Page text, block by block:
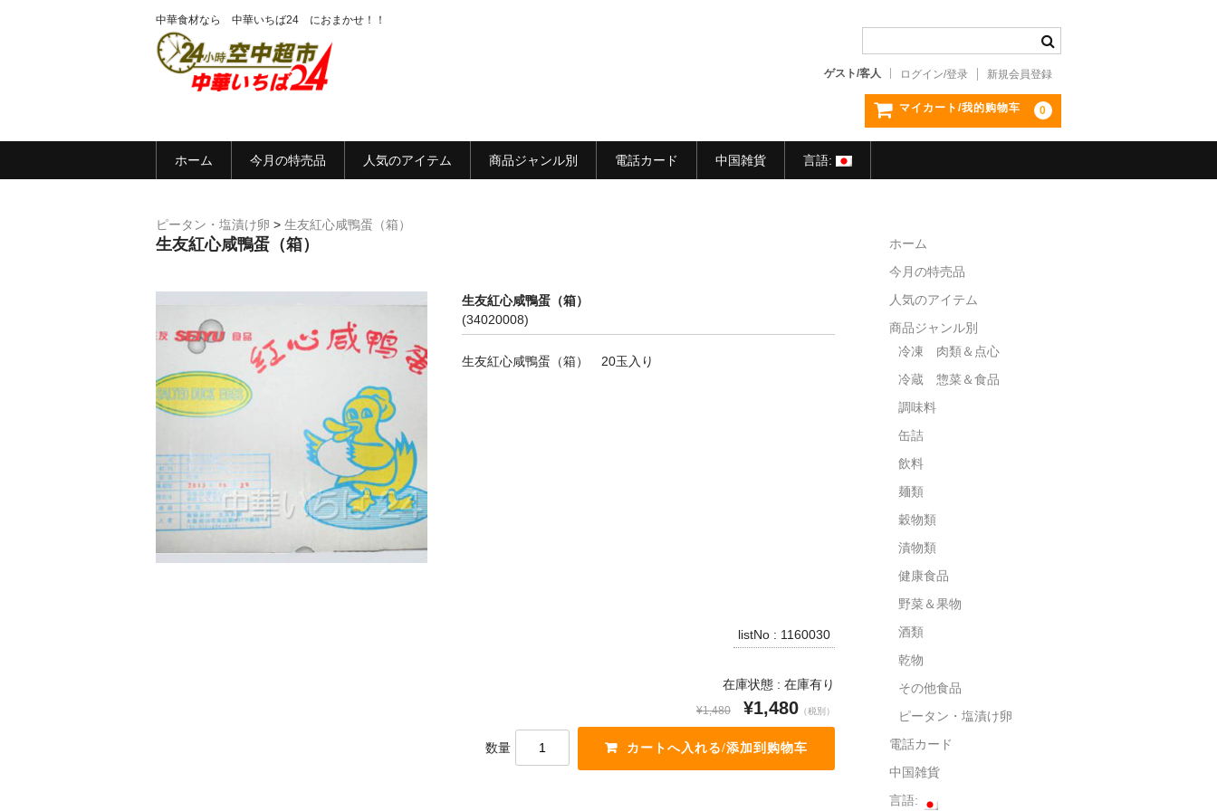
中華食材なら 中華いちば24 におまかせ！！
ゲスト/客人 ログイン/登录 新規会員登録
マイカート/我的购物车 0
ホーム 今月の特売品 人気のアイテム 商品ジャンル別 電話カード 中国雑貨 言語:
ピータン・塩漬け卵 > 生友紅心咸鴨蛋（箱）
生友紅心咸鴨蛋（箱）
生友紅心咸鴨蛋（箱）
(34020008)
生友紅心咸鴨蛋（箱） 20玉入り
listNo : 1160030
在庫状態 : 在庫有り
¥1,480 ¥1,480 （税別）
数量
ホーム
今月の特売品
人気のアイテム
商品ジャンル別
冷凍 肉類＆点心
冷蔵 惣菜＆食品
調味料
缶詰
飲料
麺類
穀物類
漬物類
健康食品
野菜＆果物
酒類
乾物
その他食品
ピータン・塩漬け卵
電話カード
中国雑貨
言語: